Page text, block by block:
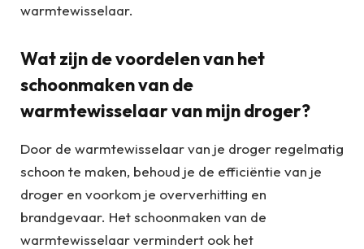
warmtewisselaar.
Wat zijn de voordelen van het
schoonmaken van de
warmtewisselaar van mijn droger?
Door de warmtewisselaar van je droger regelmatig
schoon te maken, behoud je de efficiëntie van je
droger en voorkom je oververhitting en
brandgevaar. Het schoonmaken van de
warmtewisselaar vermindert ook het